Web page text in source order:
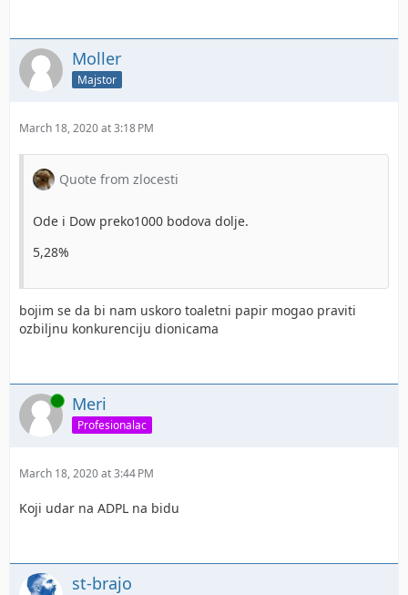
Moller
Majstor
March 18, 2020 at 3:18 PM
Quote from zlocesti
Ode i Dow preko1000 bodova dolje.
5,28%
bojim se da bi nam uskoro toaletni papir mogao praviti
ozbiljnu konkurenciju dionicama
Online Meri
Profesionalac
March 18, 2020 at 3:44 PM
Koji udar na ADPL na bidu
st-brajo